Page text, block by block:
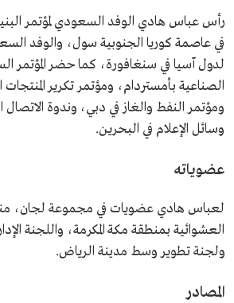
رأس عباس هادي الوفد السعودي لمؤتمر
في عاصمة كوريا الجنوبية سول، والوفد
لدول آسيا في سنغافورة، كما حضر المؤتمر
الصناعية بأمستردام، ومؤتمر تكرير المنتجات
ومؤتمر النفط والغاز في دبي، وندوة
وسائل الإعلام في البحرين.
عضوياته
لعباس هادي عضويات في مجموعة لجان،
العشوائية بمنطقة مكة المكرمة، واللجنة
ولجنة تطوير وسط مدينة الرياض.
المصادر